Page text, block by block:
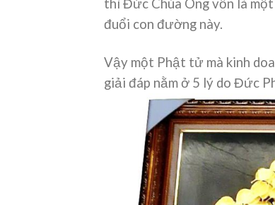
thì Đức Chúa Ông vốn là
đuổi con đường này.
Vậy một Phật tử mà kinh
giải đáp nằm ở 5 lý do Đức